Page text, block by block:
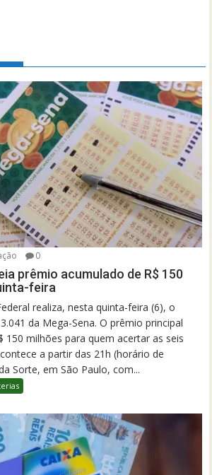
0
prêmio acumulado de R$ 150
feira
realiza, nesta quinta-feira (6), o
da Mega-Sena. O prêmio principal
150 milhões para quem acertar as seis
a partir das 21h (horário de
Sorte, em São Paulo, com...